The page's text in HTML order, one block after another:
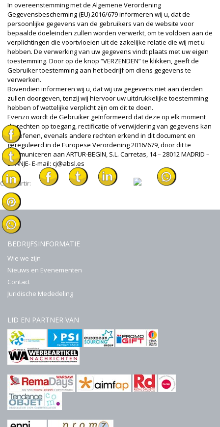
In overeenstemming met de Algemene Verordening
Gegevensbescherming (EU) 2016/679 informeren wij u, dat de
persoonlijke gegevens van de gebruikers van de website voor
bepaalde doeleinden zullen worden verwerkt, om te voldoen aan de
verplichtingen die voortvloeien uit de zakelijke relatie die wij met u
hebben. De verwerking van uw gegevens vindt plaats met uw eigen
toestemming. Door op de knop “VERZENDEN” te klikken, geeft de
Gebruiker toestemming aan het bedrijf om diens gegevens te
verwerken.
Bovendien informeren wij u, dat wij uw gegevens niet aan derden
zullen doorgeven, tenzij wij hiervoor uw uitdrukkelijke toestemming
hebben of wettelijke verplicht zijn om dit te doen.
Evenzo wordt de Gebruiker geïnformeerd dat deze op elk moment
de rechten op toegang, rectificatie of verwijdering van gegevens kan
uitoefenen, evenals andere rechten erkend in dit document en
gereguleerd in de Europese Verordening 2016/679, door dit te
communiceren aan ARTUR-BEGIN, S.L. Carretas, 14 – 28012 MADRID –
SPANJE- E-mail: cj@absl.es
Compartir:
BEDRIJFSINFORMATIE
Wie we zijn
Nieuws en Evenementen
Contact
Juridische Mededeling
LID EN PARTNER VAN